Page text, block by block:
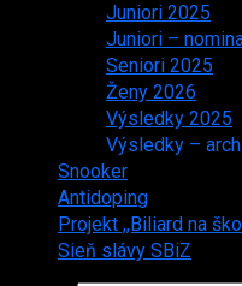
Juniori 2025
Juniori –
Seniori 2025
Ženy 2026
Výsledky 2025
Výsledky –
Snooker
Antidoping
Projekt ,,Biliard na
Sieň slávy SBiZ